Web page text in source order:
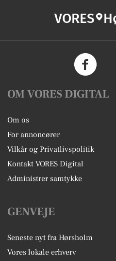
VORES
OM VORES DIGITAL
Om os
For annoncører
Vilkår og Privatlivspolitik
Kontakt VORES Digital
Administrer samtykke
GENVEJE
Seneste nyt fra Hørsholm
Vores lokale erhverv